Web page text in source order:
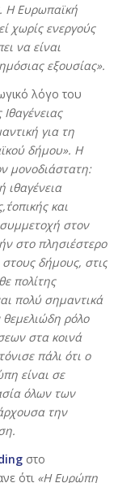
Η Ευρωπαϊκή
χωρίς ενεργούς
να είναι
εξουσίας».
λόγο του
για τη
δήμου». Η
μονοδιάστατη:
ιθαγένεια
και
συμμετοχή στον
στο πλησιέστερο
δήμους, στις
πολίτης
πολύ σημαντικά
ρόλο
στα κοινά
τόνισε πάλι ότι ο
είναι σε
όλων των
την
στο
ότι «Η Ευρώπη